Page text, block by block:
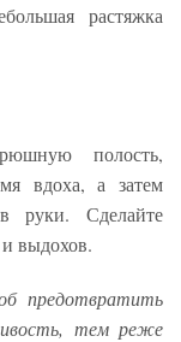
растяжка
полость,
вдоха, а затем
руки. Сделайте
выдохов.
предотвратить
тем реже